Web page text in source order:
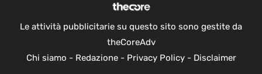
Le attività pubblicitarie su questo sito sono gestite da
theCoreAdv
Chi siamo - Redazione- Privacy Policy- Disclaimer